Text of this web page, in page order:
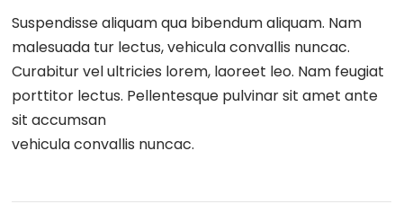
Suspendisse aliquam qua bibendum aliquam. Nam
malesuada tur lectus, vehicula convallis nuncac.
Curabitur vel ultricies lorem, laoreet leo. Nam feugiat
porttitor lectus. Pellentesque pulvinar sit amet ante
sit accumsan
vehicula convallis nuncac.